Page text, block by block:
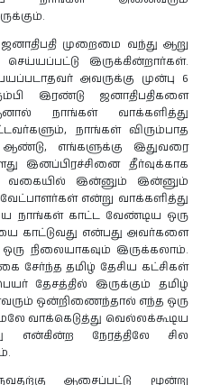
முறைமை வந்து ஆறு
இருக்கின்றார்கள்.
அவருக்கு முன்பு 6
இரண்டு ஜனாதிபதிகளை
நாங்கள் வாக்களித்து
நாங்கள் விரும்பாத
எங்களுக்கு இதுவரை
இனப்பிரச்சினை தீர்வுக்காக
வகையில் இன்னும் இன்னும்
என்று வாக்களித்து
நாங்கள் காட்ட வேண்டிய ஒரு
காட்டுவது என்பது அவர்களை
நிலையாகவும் இருக்கலாம்.
சேர்ந்த தமிழ் தேசிய கட்சிகள்
தேசத்தில் இருக்கும் தமிழ்
ஒன்றிணைந்தால் எந்த ஒரு
வாக்கெடுத்து வெல்லக்கூடிய
என்கின்ற நேரத்திலே சில
ஆசைப்பட்டு மூன்று